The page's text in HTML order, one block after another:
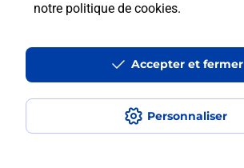
notre politique de cookies.
Personnaliser
Accepter et fermer
Accessibilité : partiellement conforme
Conditions contractuelles
Mentions légales